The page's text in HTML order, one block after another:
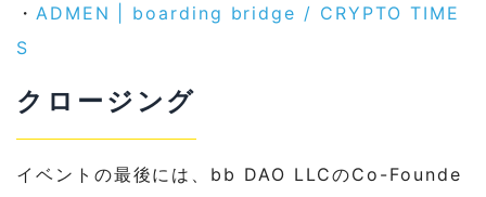
・ ADMEN | boarding bridge / CRYPTO TIME
S
クロージング
イベントの最後には、bb DAO LLCのCo-Founde